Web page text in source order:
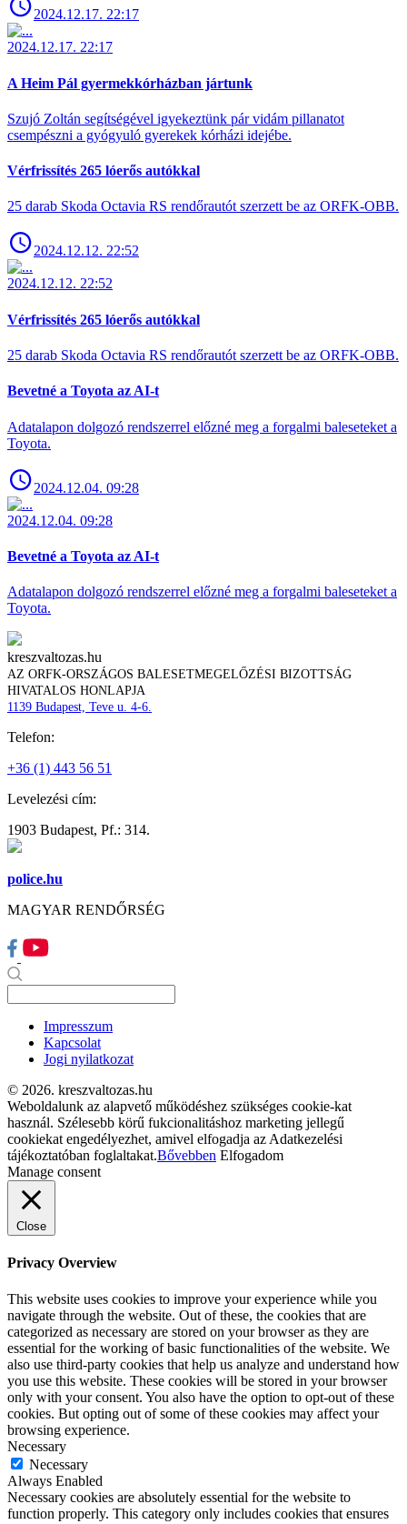
2024.12.17. 22:17
2024.12.17. 22:17
A Heim Pál gyermekkórházban jártunk
Szujó Zoltán segítségével igyekeztünk pár vidám pillanatot
csempészni a gyógyuló gyerekek kórházi idejébe.
Vérfrissítés 265 lóerős autókkal
25 darab Skoda Octavia RS rendőrautót szerzett be az ORFK-OBB.
2024.12.12. 22:52
2024.12.12. 22:52
Vérfrissítés 265 lóerős autókkal
25 darab Skoda Octavia RS rendőrautót szerzett be az ORFK-OBB.
Bevetné a Toyota az AI-t
Adatalapon dolgozó rendszerrel előzné meg a forgalmi baleseteket a
Toyota.
2024.12.04. 09:28
2024.12.04. 09:28
Bevetné a Toyota az AI-t
Adatalapon dolgozó rendszerrel előzné meg a forgalmi baleseteket a
Toyota.
kreszvaltozas.hu
AZ ORFK-ORSZÁGOS BALESETMEGELŐZÉSI BIZOTTSÁG
HIVATALOS HONLAPJA
1139 Budapest, Teve u. 4-6.
Telefon:
+36 (1) 443 56 51
Levelezési cím:
1903 Budapest, Pf.: 314.
police.hu
MAGYAR RENDŐRSÉG
Impresszum
Kapcsolat
Jogi nyilatkozat
© 2026. kreszvaltozas.hu
Weboldalunk az alapvető működéshez szükséges cookie-kat
használ. Szélesebb körű fukcionalitáshoz marketing jellegű
cookiekat engedélyezhet, amivel elfogadja az Adatkezelési
tájékoztatóban foglaltakat.Bővebben Elfogadom
Manage consent
Close
Privacy Overview
This website uses cookies to improve your experience while you
navigate through the website. Out of these, the cookies that are
categorized as necessary are stored on your browser as they are
essential for the working of basic functionalities of the website. We
also use third-party cookies that help us analyze and understand how
you use this website. These cookies will be stored in your browser
only with your consent. You also have the option to opt-out of these
cookies. But opting out of some of these cookies may affect your
browsing experience.
Necessary
Necessary
Always Enabled
Necessary cookies are absolutely essential for the website to
function properly. This category only includes cookies that ensures